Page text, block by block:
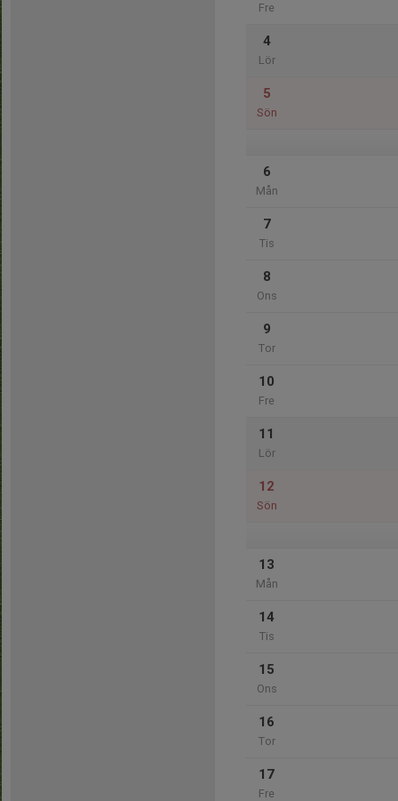
Fre
4
Lör
5
Sön
6
Mån
7
Tis
8
Ons
9
Tor
10
Fre
11
Lör
12
Sön
13
Mån
14
Tis
15
Ons
16
Tor
17
Fre